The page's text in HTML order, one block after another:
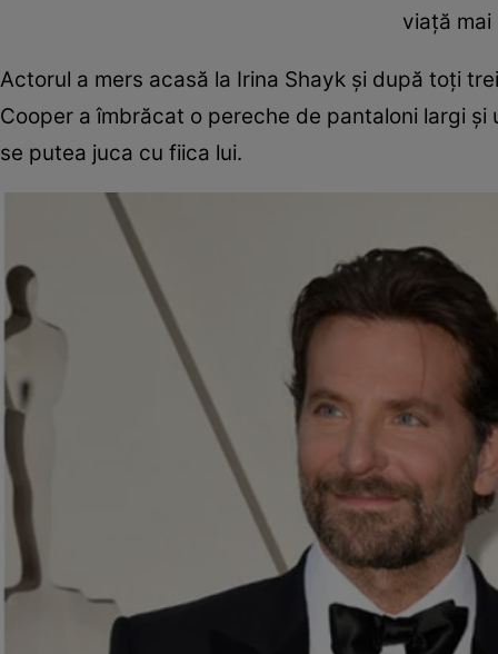
viață
Actorul a mers acasă la Irina Shayk și după toți
Cooper a îmbrăcat o pereche de pantaloni largi
se putea juca cu fiica lui.